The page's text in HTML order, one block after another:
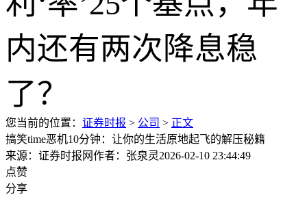
您当前的位置： 证券时报 > 公司 > 正文
搞笑time恶机10分钟：让你的生活原地起飞的解压秘籍
来源：证券时报网作者：张泉灵2026-02-10 23:44:49
点赞
分享